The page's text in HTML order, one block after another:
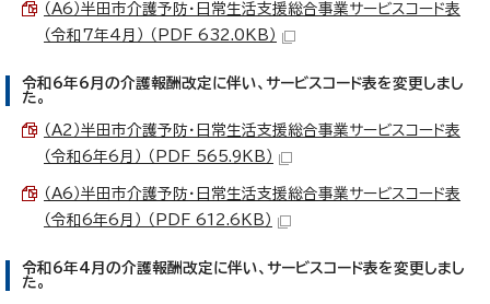
（A6）半田市介護予防・日常生活支援総合事業サービスコード表
（令和7年4月） （PDF 632.0KB）
令和6年6月の介護報酬改定に伴い、サービスコード表を変更しまし
た。
（A2）半田市介護予防・日常生活支援総合事業サービスコード表
（令和6年6月） （PDF 565.9KB）
（A6）半田市介護予防・日常生活支援総合事業サービスコード表
（令和6年6月） （PDF 612.6KB）
令和6年4月の介護報酬改定に伴い、サービスコード表を変更しまし
た。